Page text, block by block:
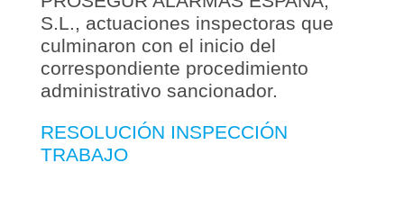
S.L., actuaciones inspectoras que
culminaron con el inicio del
correspondiente procedimiento
administrativo sancionador.
RESOLUCIÓN INSPECCIÓN
TRABAJO